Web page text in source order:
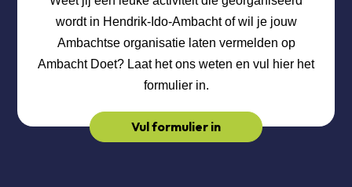
wordt in Hendrik-Ido-Ambacht of wil je jouw
Ambachtse organisatie laten vermelden op
Ambacht Doet? Laat het ons weten en vul hier het
formulier in.
Vul formulier in